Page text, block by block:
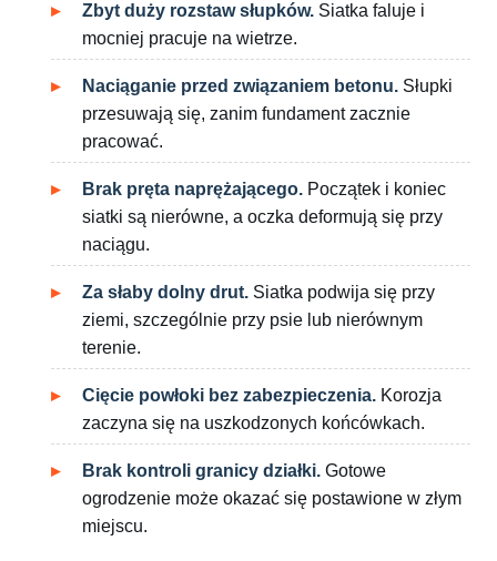
Zbyt duży rozstaw słupków. Siatka faluje i
mocniej pracuje na wietrze.
Naciąganie przed związaniem betonu. Słupki
przesuwają się, zanim fundament zacznie
pracować.
Brak pręta naprężającego. Początek i koniec
siatki są nierówne, a oczka deformują się przy
naciągu.
Za słaby dolny drut. Siatka podwija się przy
ziemi, szczególnie przy psie lub nierównym
terenie.
Cięcie powłoki bez zabezpieczenia. Korozja
zaczyna się na uszkodzonych końcówkach.
Brak kontroli granicy działki. Gotowe
ogrodzenie może okazać się postawione w złym
miejscu.